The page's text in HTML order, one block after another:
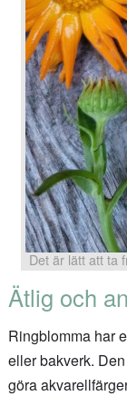
Det är lätt att ta
Ätlig och
Ringblomma har
eller bakverk.
göra